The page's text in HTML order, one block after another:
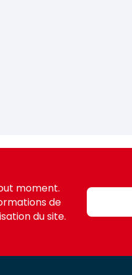
moment.
de
du site.